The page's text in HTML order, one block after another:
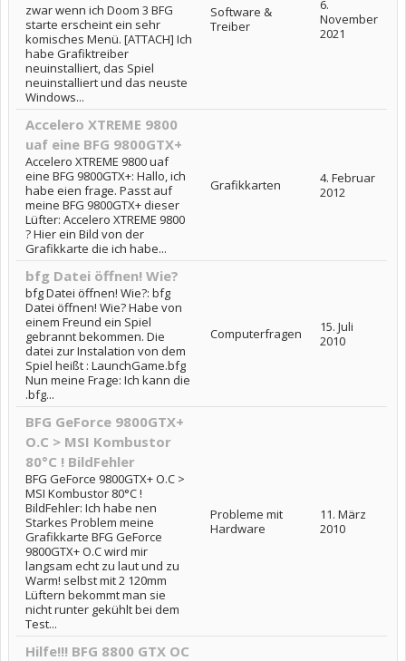
zwar wenn ich Doom 3 BFG
starte erscheint ein sehr
komisches Menü. [ATTACH] Ich
habe Grafiktreiber
neuinstalliert, das Spiel
neuinstalliert und das neuste
Windows...
Software &
Treiber
6.
November
2021
Accelero XTREME 9800
uaf eine BFG 9800GTX+
Accelero XTREME 9800 uaf
eine BFG 9800GTX+: Hallo, ich
habe eien frage. Passt auf
meine BFG 9800GTX+ dieser
Lüfter: Accelero XTREME 9800
? Hier ein Bild von der
Grafikkarte die ich habe...
Grafikkarten
4. Februar
2012
bfg Datei öffnen! Wie?
bfg Datei öffnen! Wie?: bfg
Datei öffnen! Wie? Habe von
einem Freund ein Spiel
gebrannt bekommen. Die
datei zur Instalation von dem
Spiel heißt : LaunchGame.bfg
Nun meine Frage: Ich kann die
.bfg...
Computerfragen
15. Juli
2010
BFG GeForce 9800GTX+
O.C > MSI Kombustor
80°C ! BildFehler
BFG GeForce 9800GTX+ O.C >
MSI Kombustor 80°C !
BildFehler: Ich habe nen
Starkes Problem meine
Grafikkarte BFG GeForce
9800GTX+ O.C wird mir
langsam echt zu laut und zu
Warm! selbst mit 2 120mm
Lüftern bekommt man sie
nicht runter gekühlt bei dem
Test...
Probleme mit
Hardware
11. März
2010
Hilfe!!! BFG 8800 GTX OC